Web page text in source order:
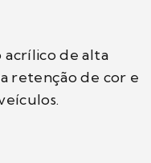
de alta
retenção de cor e